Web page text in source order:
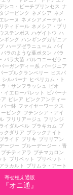
シコ・ピーチプリンセス ナ
ジーピンク ネメシア ネメ
レーヌ
ネメシアメーテル・
ティドール ネメシア・プリ
ステンボス ハゲイトウ ハ
ギング ハンギングガザニア
ハーブゼラニューム バイ
バラのような葉ボタン バラ
バラ大苗 バルコニーゼラニ
バーガンディー系 バージニア
ープルクランベリー
ヒスパ
シルバーナ
ヒペリカム・ト
ラ・サンフラッシュ
ビオ
イエローパレット
ビバーナ
ア ピレア
ピンクアンティー
バー鉢 ファイヤーワークス
ピンク
フチンシア・アイ
フリリアージュ
フリンジ
イダルベル ブラキカム ブ
クダリア ブラックナイト
ライド ブリキ ブリリアン
ージー ブルーデージー・青
プチティアラ
プチマカロン
ト プリペット
プリペット・
ラカルト
プリムラ・アート
ュ・ウェーブピンク
クラメン プレミアム・ジュ
寄せ植え通販
『オニ通』